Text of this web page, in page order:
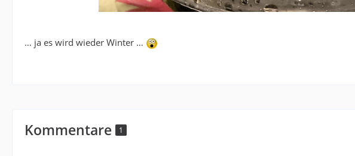
… ja es wird wieder Winter …
Kommentare 1